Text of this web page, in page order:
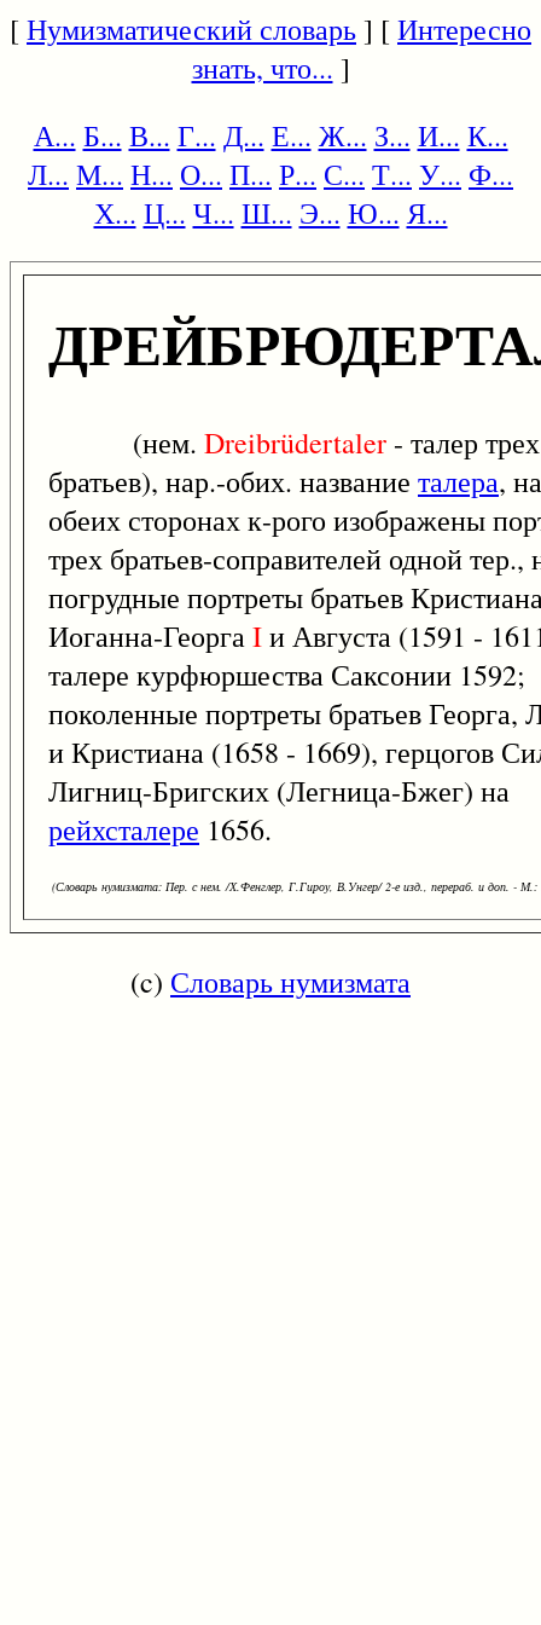
[Нумизматический словарь] [Интересно
знать, что... ]
А... Б... В... Г... Д... Е... Ж... З... И... К...
Л... М... Н... О... П... Р... С... Т... У... Ф...
Х... Ц... Ч... Ш... Э... Ю... Я...
(нем. Dreibrüdertaler - талер трех
братьев), нар.-обих. название талера,
обеих сторонах к-рого изображены
трех братьев-соправителей одной тер.,
погрудные портреты братьев
Иоганна-ГеоргаIи Августа (1591 -
талере курфюршества Саксонии 1592;
поколенные портреты братьев Георга,
и Кристиана (1658 - 1669), герцогов
Лигниц-Бригских (Легница-Бжег) на
рейхсталере 1656.
(Словарь нумизмата: Пер. с нем. /Х.Фенглер, Г.Гироу, В.Унгер/ 2-е изд., перераб. и доп. - М.:
(c) Словарь нумизмата